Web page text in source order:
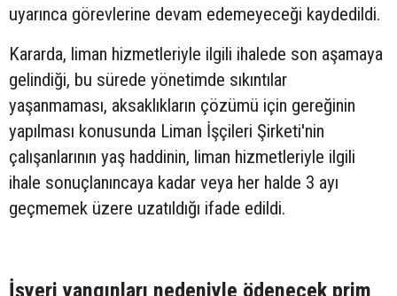
uyarınca görevlerine devam edemeyeceği kaydedildi.
Kararda, liman hizmetleriyle ilgili ihalede son aşamaya
gelindiği, bu sürede yönetimde sıkıntılar
yaşanmaması, aksaklıkların çözümü için gereğinin
yapılması konusunda Liman İşçileri Şirketi'nin
çalışanlarının yaş haddinin, liman hizmetleriyle ilgili
ihale sonuçlanıncaya kadar veya her halde 3 ayı
geçmemek üzere uzatıldığı ifade edildi.
İşyeri yangınları nedeniyle ödenecek prim